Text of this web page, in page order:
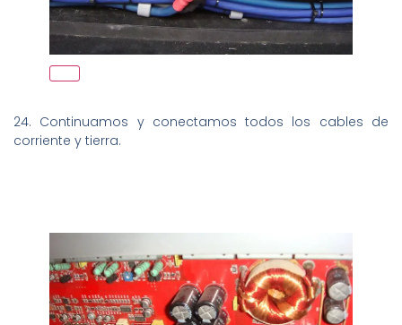
24. Continuamos y conectamos todos los cables de
corriente y tierra.